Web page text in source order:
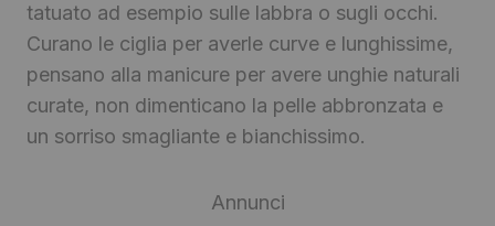
tatuato ad esempio sulle labbra o sugli occhi.
Curano le ciglia per averle curve e lunghissime,
pensano alla manicure per avere unghie naturali
curate, non dimenticano la pelle abbronzata e
un sorriso smagliante e bianchissimo.
Annunci